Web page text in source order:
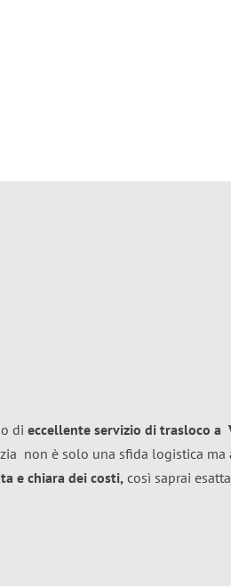
di eccellente servizio di trasloco a
non è solo una sfida logistica ma
e chiara dei costi, così saprai